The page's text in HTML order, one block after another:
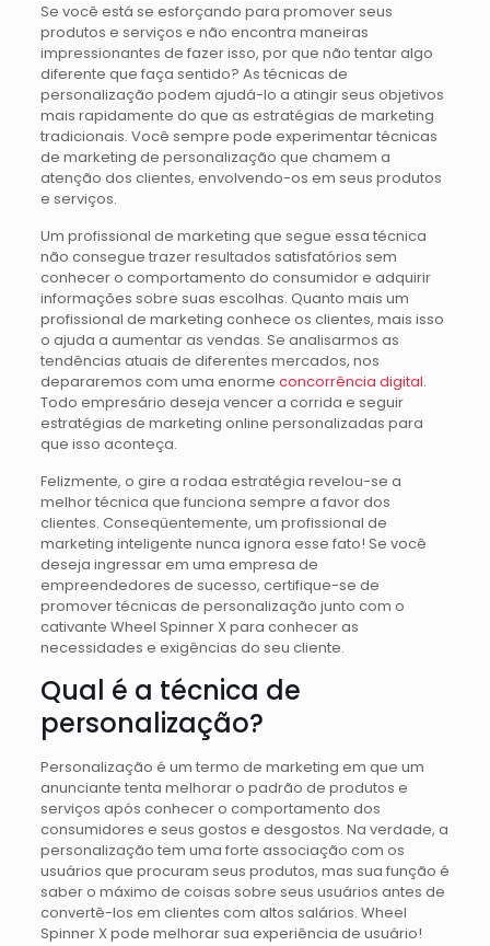
Se você está se esforçando para promover seus
produtos e serviços e não encontra maneiras
impressionantes de fazer isso, por que não tentar algo
diferente que faça sentido? As técnicas de
personalização podem ajudá-lo a atingir seus objetivos
mais rapidamente do que as estratégias de marketing
tradicionais. Você sempre pode experimentar técnicas
de marketing de personalização que chamem a
atenção dos clientes, envolvendo-os em seus produtos
e serviços.
Um profissional de marketing que segue essa técnica
não consegue trazer resultados satisfatórios sem
conhecer o comportamento do consumidor e adquirir
informações sobre suas escolhas. Quanto mais um
profissional de marketing conhece os clientes, mais isso
o ajuda a aumentar as vendas. Se analisarmos as
tendências atuais de diferentes mercados, nos
depararemos com uma enorme concorrência digital.
Todo empresário deseja vencer a corrida e seguir
estratégias de marketing online personalizadas para
que isso aconteça.
Felizmente, o gire a rodaa estratégia revelou-se a
melhor técnica que funciona sempre a favor dos
clientes. Conseqüentemente, um profissional de
marketing inteligente nunca ignora esse fato! Se você
deseja ingressar em uma empresa de
empreendedores de sucesso, certifique-se de
promover técnicas de personalização junto com o
cativante Wheel Spinner X para conhecer as
necessidades e exigências do seu cliente.
Qual é a técnica de
personalização?
Personalização é um termo de marketing em que um
anunciante tenta melhorar o padrão de produtos e
serviços após conhecer o comportamento dos
consumidores e seus gostos e desgostos. Na verdade, a
personalização tem uma forte associação com os
usuários que procuram seus produtos, mas sua função é
saber o máximo de coisas sobre seus usuários antes de
convertê-los em clientes com altos salários. Wheel
Spinner X pode melhorar sua experiência de usuário!